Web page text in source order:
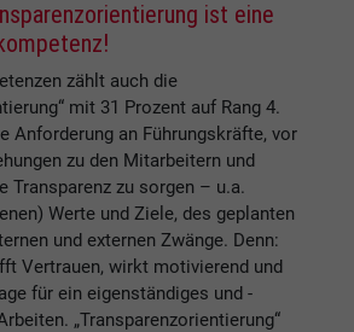
ist eine
zählt auch die
mit 31 Prozent auf Rang 4.
Anforderung an Führungskräfte, vor
zu den Mitarbeitern und
Transparenz zu sorgen – u.a.
Werte und Ziele, des geplanten
und externen Zwänge. Denn:
Vertrauen, wirkt motivierend und
für ein eigenständiges und -
„Transparenzorientierung“